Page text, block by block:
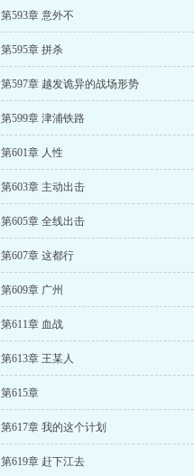
第593章 意外不
第595章 拼杀
第597章 越发诡异的战场形势
第599章 津浦铁路
第601章 人性
第603章 主动出击
第605章 全线出击
第607章 这都行
第609章 广州
第611章 血战
第613章 王某人
第615章
第617章 我的这个计划
第619章 赶下江去